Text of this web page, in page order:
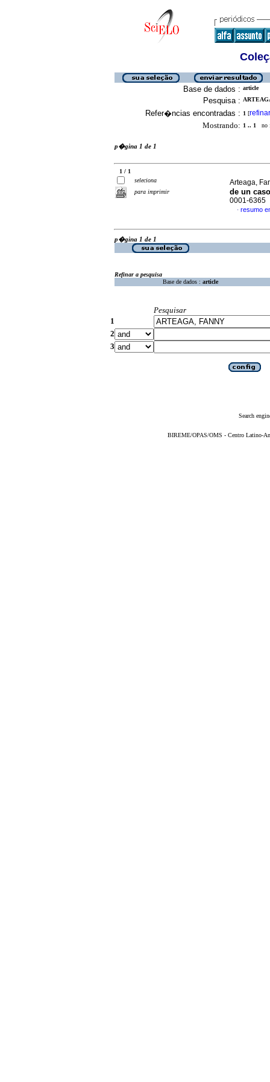
Base de dados : article
Pesquisa :
Refer�ncias encontradas : 1 [refinar
Mostrando: 1 .. 1 no
p�gina 1 de 1
1 / 1
seleciona
para imprimir
Arteaga,
de un
0001-6365
· resumo
p�gina 1 de 1
Refinar a pesquisa
Base de dados : article
Pesquisar
1
2
3
Search
BIREME/OPAS/OMS - Centro Latino-